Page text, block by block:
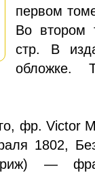
первом
Во втором
стр. В
обложке.
фр. Victor
1802,
—